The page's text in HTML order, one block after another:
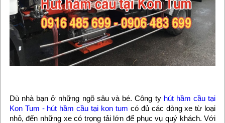
Dù nhà bạn ở những ngõ sâu và bé. Công ty hút hầm cầu tại
Kon Tum - hút hầm cầu tại kon tum có đủ các dòng xe từ loại
nhỏ, đến những xe có trọng tải lớn để phục vụ quý khách. Với